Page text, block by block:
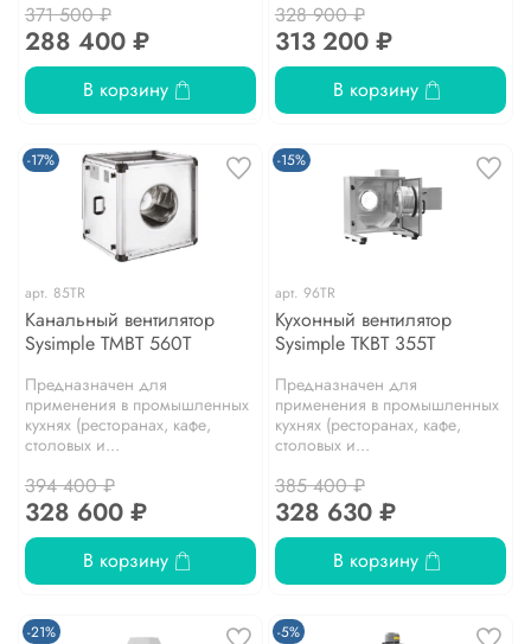
371 500 ₽
288 400 ₽
В корзину
328 900 ₽
313 200 ₽
В корзину
-17%
арт. 85TR
Канальный вентилятор
Sysimple TMBT 560T
Предназначен для
применения в промышленных
кухнях (ресторанах, кафе,
столовых и...
394 400 ₽
328 600 ₽
В корзину
-15%
арт. 96TR
Кухонный вентилятор
Sysimple TKBT 355T
Предназначен для
применения в промышленных
кухнях (ресторанах, кафе,
столовых и...
385 400 ₽
328 630 ₽
В корзину
-21% -5%